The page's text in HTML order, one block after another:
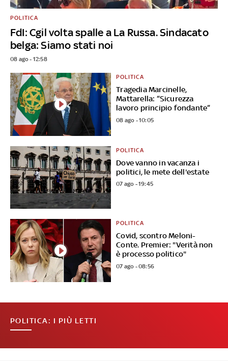
FdI: Cgil volta spalle a La Russa. Sindacato
belga: Siamo stati noi
POLITICA
08 ago - 12:58
Tragedia Marcinelle,
Mattarella: “Sicurezza
lavoro principio fondante”
POLITICA
08 ago - 10:05
Dove vanno in vacanza i
politici, le mete dell'estate
POLITICA
07 ago - 19:45
Covid, scontro Meloni-
Conte. Premier: "Verità non
è processo politico"
POLITICA
07 ago - 08:56
POLITICA: I PIÙ LETTI